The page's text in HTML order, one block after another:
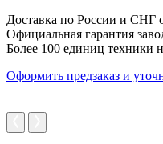
Доставка по России и СНГ
Официальная гарантия
Более 100 единиц техники
Оформить предзаказ и